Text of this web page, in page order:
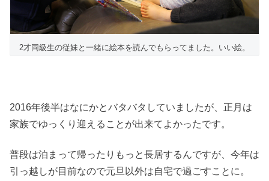
2才同級生の従妹と一緒に絵本を読んでもらってました。いい絵。
2016年後半はなにかとバタバタしていましたが、正月は
家族でゆっくり迎えることが出来てよかったです。
普段は泊まって帰ったりもっと長居するんですが、今年は
引っ越しが目前なので元旦以外は自宅で過ごすことに。